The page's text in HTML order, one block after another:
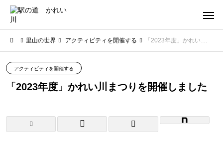
里山の世界 アクティビティを開催する 「2023年度」かれい川まつりを開催しました
アクティビティを開催する
「2023年度」かれい川まつりを開催しました